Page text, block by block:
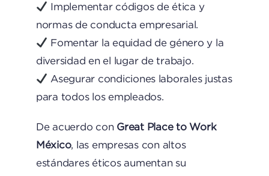
Implementar códigos de ética y
normas de conducta empresarial.
Fomentar la equidad de género y la
diversidad en el lugar de trabajo.
Asegurar condiciones laborales justas
para todos los empleados.
De acuerdo con Great Place to Work
México, las empresas con altos
estándares éticos aumentan su